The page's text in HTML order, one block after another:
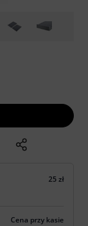
25 zł
Cena przy kasie